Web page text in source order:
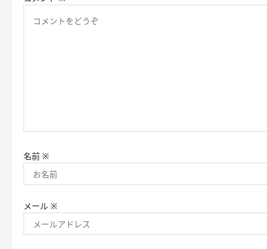
ン
名前 ※
メール ※